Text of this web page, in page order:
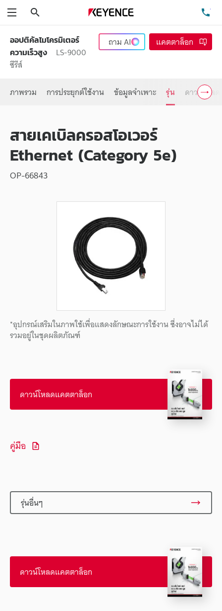
ออปติคัลไมโครมิเตอร์
ความเร็วสูง
LS-9000
ซีรีส์
ถามAI แคตตาล็อก
ภาพรวม การประยุกต์ใช้งาน ข้อมูลจำเพาะ รุ่น ดาวน์โหลด
สายเคเบิลครอสโอเวอร์
Ethernet (Category 5e)
OP-66843
*อุปกรณ์เสริมในภาพใช้เพื่อแสดงลักษณะการใช้งาน ซึ่งอาจไม่ได้
รวมอยู่ในชุดผลิตภัณฑ์
ดาวน์โหลดแคตตาล็อก
คู่มือ
รุ่นอื่นๆ
ดาวน์โหลดแคตตาล็อก